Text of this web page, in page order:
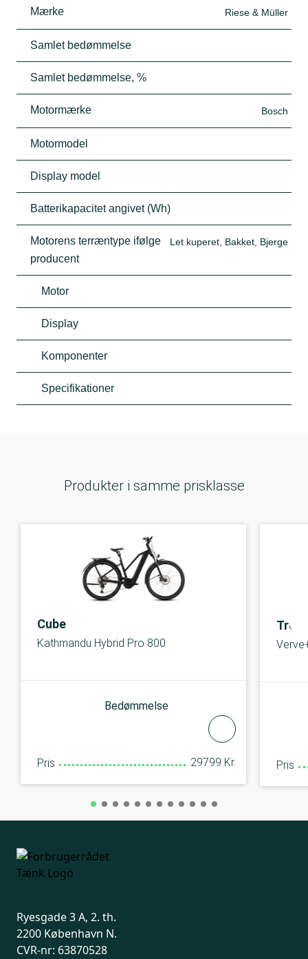
Mærke Riese & Müller
Samlet bedømmelse
Samlet bedømmelse, %
Motormærke Bosch
Motormodel
Display model
Batterikapacitet angivet (Wh)
Motorens terræntype ifølge
producent
Let kuperet, Bakket, Bjerge
Motor
Display
Komponenter
Specifikationer
Produkter i samme prisklasse
Cube
Kathmandu Hybrid Pro 800
Bedømmelse
Pris 29799 Kr.
Trek
Pris
Ryesgade 3 A, 2. th.
2200 København N.
CVR-nr: 63870528